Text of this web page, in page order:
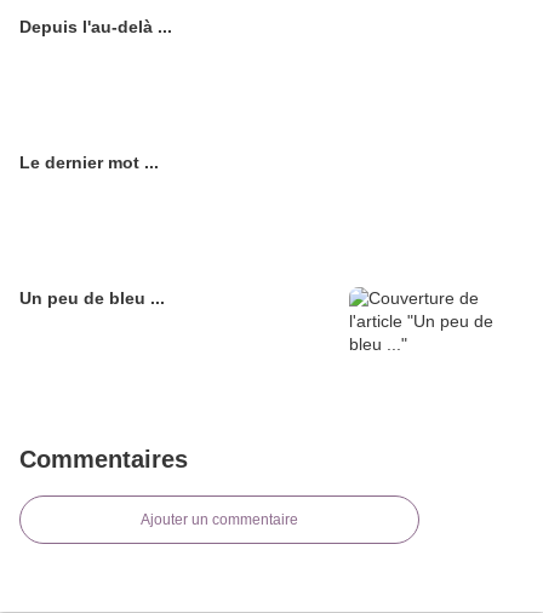
Depuis l'au-delà ...
Le dernier mot ...
Un peu de bleu ...
Commentaires
Ajouter un commentaire